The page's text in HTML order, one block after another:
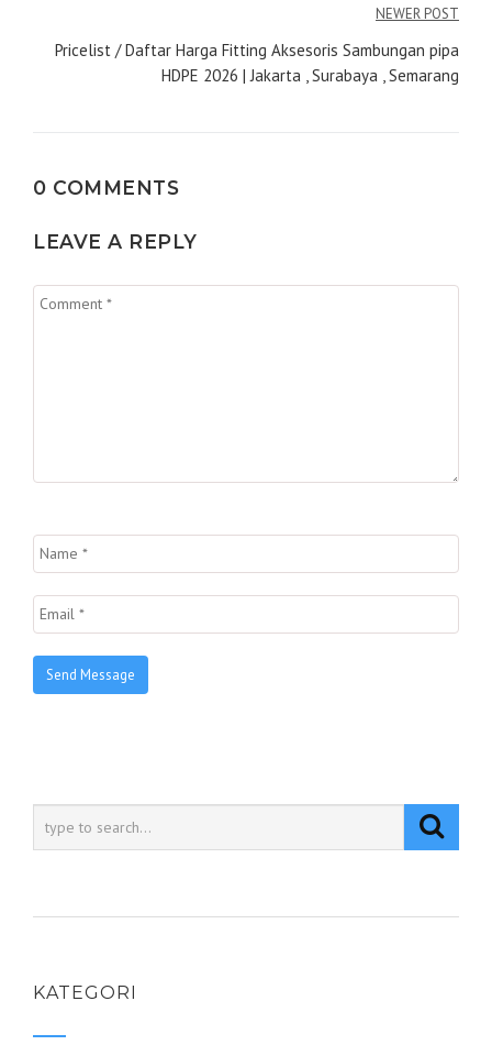
NEWER POST
Pricelist / Daftar Harga Fitting Aksesoris Sambungan pipa
HDPE 2026 | Jakarta , Surabaya , Semarang
0 COMMENTS
LEAVE A REPLY
KATEGORI